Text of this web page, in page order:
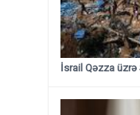
İsrail Qəzza üzrə